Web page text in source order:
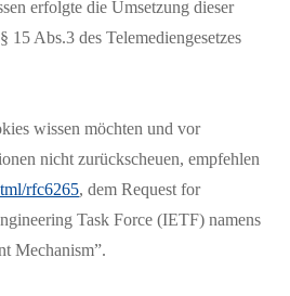
erfolgte die Umsetzung dieser
Abs.3 des Telemediengesetzes
wissen möchten und vor
nicht zurückscheuen, empfehlen
rfc6265, dem Request for
Task Force (IETF) namens
Mechanism”.